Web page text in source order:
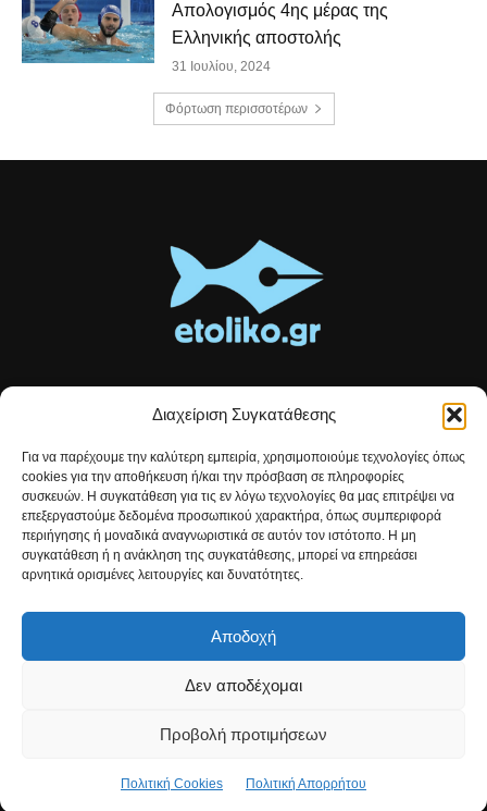
Διαχείριση Συγκατάθεσης
Για να παρέχουμε την καλύτερη εμπειρία, χρησιμοποιούμε τεχνολογίες όπως
cookies για την αποθήκευση ή/και την πρόσβαση σε πληροφορίες
συσκευών. Η συγκατάθεση για τις εν λόγω τεχνολογίες θα μας επιτρέψει να
επεξεργαστούμε δεδομένα προσωπικού χαρακτήρα, όπως συμπεριφορά
περιήγησης ή μοναδικά αναγνωριστικά σε αυτόν τον ιστότοπο. Η μη
συγκατάθεση ή η ανάκληση της συγκατάθεσης, μπορεί να επηρεάσει
αρνητικά ορισμένες λειτουργίες και δυνατότητες.
Αποδοχή
Δεν αποδέχομαι
Προβολή προτιμήσεων
Πολιτική Cookies Πολιτική Απορρήτου
Απολογισμός 4ης μέρας της
Ελληνικής αποστολής
31 Ιουλίου, 2024
Φόρτωση περισσοτέρων
Τοπικές ειδήσεις, αναλύσεις και ιστορίες από το Αιτωλικό
Αρθρογραφία που συνδέει, εμπνέει και ενημερώνει.
Επικοινωνήστε μαζί μας:etolikogr@gmail.com
ΒΡΕΙΤΕ ΜΑΣ
© Developed byChristos Kontousias